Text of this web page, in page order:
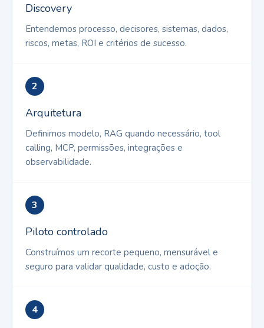
Discovery
Entendemos processo, decisores, sistemas, dados,
riscos, metas, ROI e critérios de sucesso.
2
Arquitetura
Definimos modelo, RAG quando necessário, tool
calling, MCP, permissões, integrações e
observabilidade.
3
Piloto controlado
Construímos um recorte pequeno, mensurável e
seguro para validar qualidade, custo e adoção.
4